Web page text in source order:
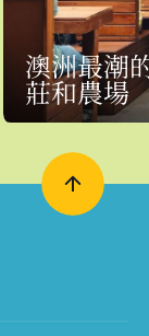
澳洲最潮
莊和農場